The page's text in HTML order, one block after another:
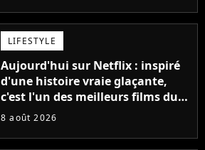
décennies"
LIFESTYLE
Aujourd'hui sur Netflix : inspiré
d'une histoire vraie glaçante,
c'est l'un des meilleurs films du
21ème siècle
8 août 2026